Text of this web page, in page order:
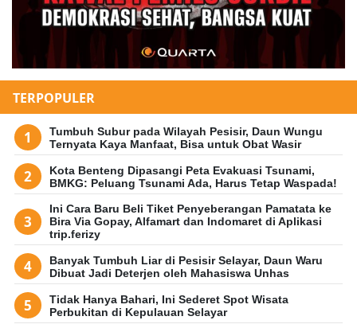
TERPOPULER
Tumbuh Subur pada Wilayah Pesisir, Daun Wungu
Ternyata Kaya Manfaat, Bisa untuk Obat Wasir
Kota Benteng Dipasangi Peta Evakuasi Tsunami,
BMKG: Peluang Tsunami Ada, Harus Tetap Waspada!
Ini Cara Baru Beli Tiket Penyeberangan Pamatata ke
Bira Via Gopay, Alfamart dan Indomaret di Aplikasi
trip.ferizy
Banyak Tumbuh Liar di Pesisir Selayar, Daun Waru
Dibuat Jadi Deterjen oleh Mahasiswa Unhas
Tidak Hanya Bahari, Ini Sederet Spot Wisata
Perbukitan di Kepulauan Selayar